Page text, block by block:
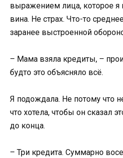
выражением лица, которое я
вина. Не страх. Что-то
заранее выстроенной
– Мама взяла кредиты, –
будто это объясняло всё.
Я подождала. Не потому что
что хотела, чтобы он сказал
до конца.
– Три кредита. Суммарно